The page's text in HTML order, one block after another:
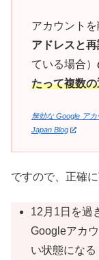
アカウントを
アドレスと
ている場合）
たって複数
無効な Google ア
Japan Blog
ですので、正確
12月1日を過
Googleアカ
い状態になる